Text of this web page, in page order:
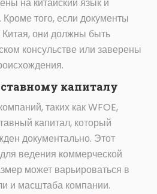
того, если документы
они должны быть
консульстве или заверены
капиталу
таких как WFOE,
капитал, который
документально. Этот
ведения коммерческой
может варьироваться в
и масштаба компании.